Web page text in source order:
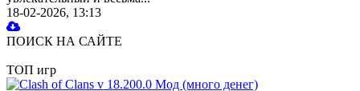
18-02-2026, 13:13
ПОИСК НА САЙТЕ
ТОП игр